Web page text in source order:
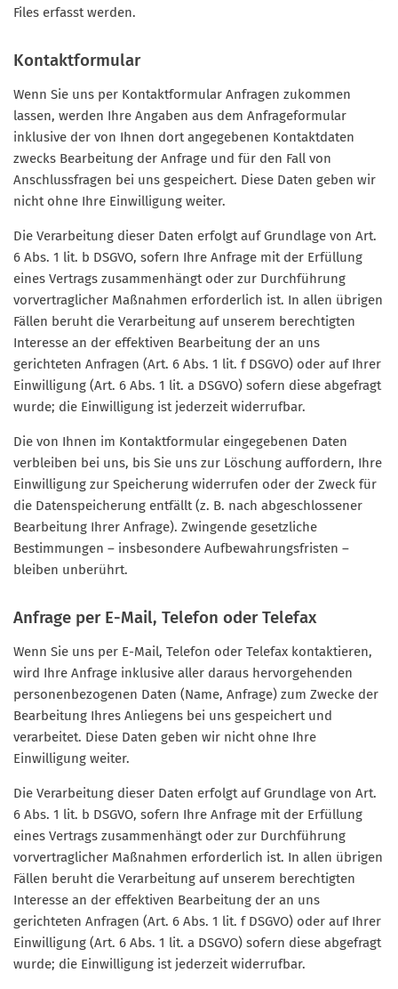
Files erfasst werden.
Kontaktformular
Wenn Sie uns per Kontaktformular Anfragen zukommen
lassen, werden Ihre Angaben aus dem Anfrageformular
inklusive der von Ihnen dort angegebenen Kontaktdaten
zwecks Bearbeitung der Anfrage und für den Fall von
Anschlussfragen bei uns gespeichert. Diese Daten geben wir
nicht ohne Ihre Einwilligung weiter.
Die Verarbeitung dieser Daten erfolgt auf Grundlage von Art.
6 Abs. 1 lit. b DSGVO, sofern Ihre Anfrage mit der Erfüllung
eines Vertrags zusammenhängt oder zur Durchführung
vorvertraglicher Maßnahmen erforderlich ist. In allen übrigen
Fällen beruht die Verarbeitung auf unserem berechtigten
Interesse an der effektiven Bearbeitung der an uns
gerichteten Anfragen (Art. 6 Abs. 1 lit. f DSGVO) oder auf Ihrer
Einwilligung (Art. 6 Abs. 1 lit. a DSGVO) sofern diese abgefragt
wurde; die Einwilligung ist jederzeit widerrufbar.
Die von Ihnen im Kontaktformular eingegebenen Daten
verbleiben bei uns, bis Sie uns zur Löschung auffordern, Ihre
Einwilligung zur Speicherung widerrufen oder der Zweck für
die Datenspeicherung entfällt (z. B. nach abgeschlossener
Bearbeitung Ihrer Anfrage). Zwingende gesetzliche
Bestimmungen – insbesondere Aufbewahrungsfristen –
bleiben unberührt.
Anfrage per E-Mail, Telefon oder Telefax
Wenn Sie uns per E-Mail, Telefon oder Telefax kontaktieren,
wird Ihre Anfrage inklusive aller daraus hervorgehenden
personenbezogenen Daten (Name, Anfrage) zum Zwecke der
Bearbeitung Ihres Anliegens bei uns gespeichert und
verarbeitet. Diese Daten geben wir nicht ohne Ihre
Einwilligung weiter.
Die Verarbeitung dieser Daten erfolgt auf Grundlage von Art.
6 Abs. 1 lit. b DSGVO, sofern Ihre Anfrage mit der Erfüllung
eines Vertrags zusammenhängt oder zur Durchführung
vorvertraglicher Maßnahmen erforderlich ist. In allen übrigen
Fällen beruht die Verarbeitung auf unserem berechtigten
Interesse an der effektiven Bearbeitung der an uns
gerichteten Anfragen (Art. 6 Abs. 1 lit. f DSGVO) oder auf Ihrer
Einwilligung (Art. 6 Abs. 1 lit. a DSGVO) sofern diese abgefragt
wurde; die Einwilligung ist jederzeit widerrufbar.